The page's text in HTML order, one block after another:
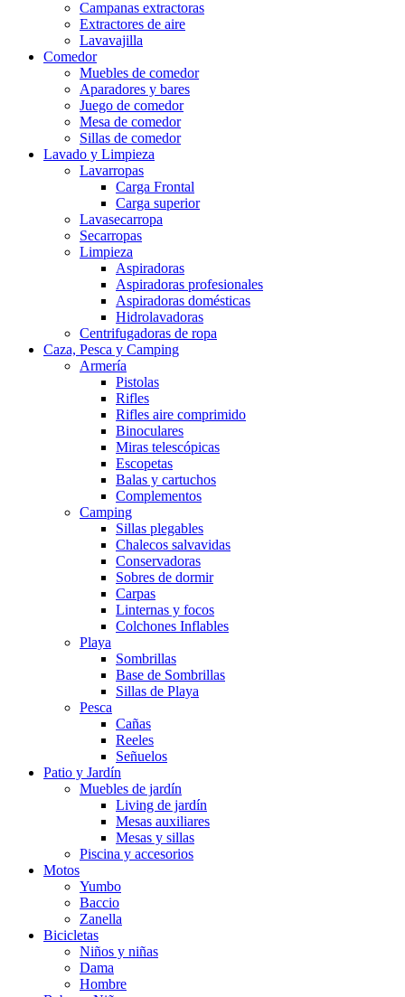
Campanas extractoras
Extractores de aire
Lavavajilla
Comedor
Muebles de comedor
Aparadores y bares
Juego de comedor
Mesa de comedor
Sillas de comedor
Lavado y Limpieza
Lavarropas
Carga Frontal
Carga superior
Lavasecarropa
Secarropas
Limpieza
Aspiradoras
Aspiradoras profesionales
Aspiradoras domésticas
Hidrolavadoras
Centrifugadoras de ropa
Caza, Pesca y Camping
Armería
Pistolas
Rifles
Rifles aire comprimido
Binoculares
Miras telescópicas
Escopetas
Balas y cartuchos
Complementos
Camping
Sillas plegables
Chalecos salvavidas
Conservadoras
Sobres de dormir
Carpas
Linternas y focos
Colchones Inflables
Playa
Sombrillas
Base de Sombrillas
Sillas de Playa
Pesca
Cañas
Reeles
Señuelos
Patio y Jardín
Muebles de jardín
Living de jardín
Mesas auxiliares
Mesas y sillas
Piscina y accesorios
Motos
Yumbo
Baccio
Zanella
Bicicletas
Niños y niñas
Dama
Hombre